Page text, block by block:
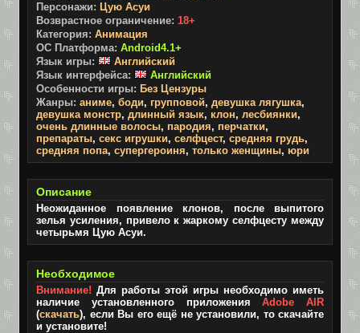
Персонажи: Цую Асуи
Возврастное ограничение: 18+
Категория: Анимация
ОС Платформа: Android4.1+
Язык игры:
Английский
Язык интерфейса:
Английский
Особенности игры: Без Цензуры
Жанры: аниме, боди, групповой, девушка лягушка,
девушка монстр, длинный язык, клон, лесбиянки,
очень длинные волосы, пародия, перчатки,
препараты, секс игрушки, селфцест, средняя грудь,
средняя попа, супергероиня, только женщины, юри
Описание
Неожиданное появление клонов, после выпитого
зелья усиления, привело к жаркому селфцесту между
четырьмя Цую Асуи.
Необходимое
Внимание! Для работы этой игры необходимо иметь
наличие установленного приложенияAdobe AIR
(скачать), если Вы его ещё не установили, то скачайте
и установите!